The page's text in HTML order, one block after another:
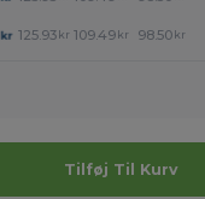
kr 125.93 kr 109.49 kr 98.50 kr
Tilføj Til Kurv